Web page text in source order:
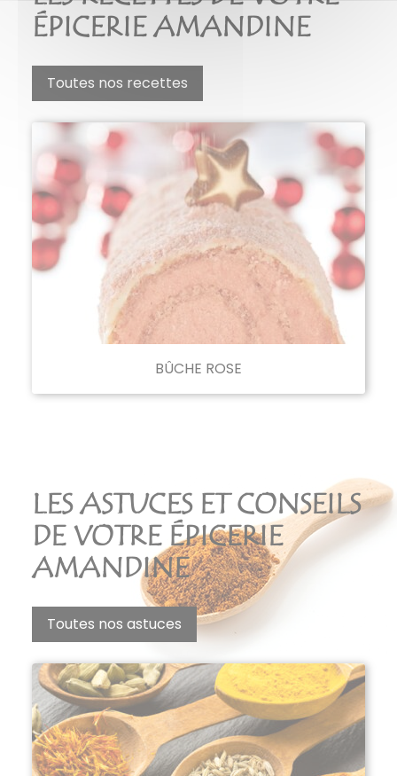
ÉPICERIE AMANDINE
Toutes nos recettes
BÛCHE ROSE
LES ASTUCES ET CONSEILS
DE VOTRE ÉPICERIE
AMANDINE
Toutes nos astuces